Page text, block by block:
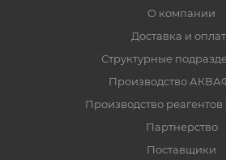
О компании
Доставка и
Структурные
Производство
Производство
Партнерство
Поставщики